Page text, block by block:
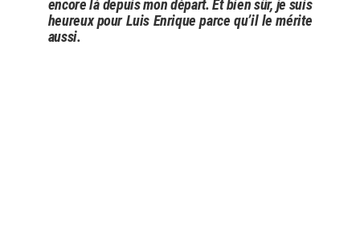
encore là depuis mon départ. Et bien sûr, je suis
heureux pour Luis Enrique parce qu’il le mérite
aussi.